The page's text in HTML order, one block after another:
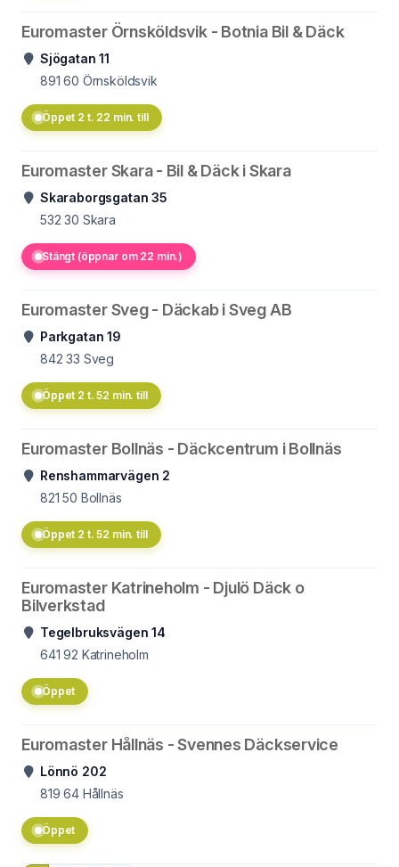
Euromaster Örnsköldsvik - Botnia Bil & Däck
Sjögatan 11
891 60 Örnsköldsvik
Öppet 2 t. 22 min. till
Euromaster Skara - Bil & Däck i Skara
Skaraborgsgatan 35
532 30 Skara
Stängt (öppnar om 22 min.)
Euromaster Sveg - Däckab i Sveg AB
Parkgatan 19
842 33 Sveg
Öppet 2 t. 52 min. till
Euromaster Bollnäs - Däckcentrum i Bollnäs
Renshammarvägen 2
821 50 Bollnäs
Öppet 2 t. 52 min. till
Euromaster Katrineholm - Djulö Däck o
Bilverkstad
Tegelbruksvägen 14
641 92 Katrineholm
Öppet
Euromaster Hållnäs - Svennes Däckservice
Lönnö 202
819 64 Hållnäs
Öppet